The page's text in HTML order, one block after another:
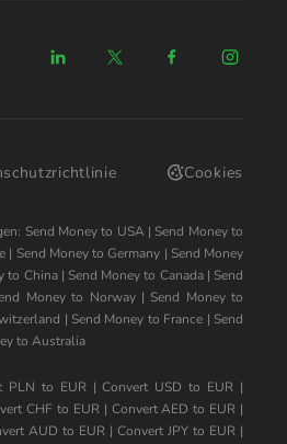
Cookies
Send Money to USA| Send Money to
| Send Money to Germany | Send Money
to China| Send Money to Canada| Send
Money to Norway| Send Money to
| Send Money to France | Send
to Australia
PLN to EUR|Convert USD to EUR |
CHF to EUR| Convert AED to EUR |
AUD to EUR | Convert JPY to EUR |